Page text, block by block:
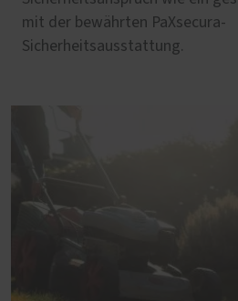
mit der bewährten PaXsecura-
Sicherheitsausstattung.